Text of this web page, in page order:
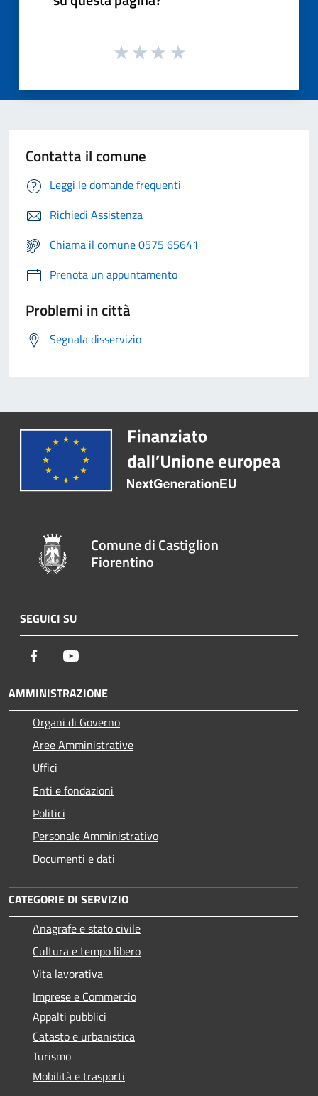
Contatta il comune
Leggi le domande frequenti
Richiedi Assistenza
Chiama il comune 0575 65641
Prenota un appuntamento
Problemi in città
Segnala disservizio
Comune di Castiglion
Fiorentino
SEGUICI SU
Facebook
AMMINISTRAZIONE
Organi di Governo
Aree Amministrative
Uffici
Enti e fondazioni
Politici
Personale Amministrativo
Documenti e dati
CATEGORIE DI SERVIZIO
Anagrafe e stato civile
Cultura e tempo libero
Vita lavorativa
Imprese e Commercio
Appalti pubblici
Catasto e urbanistica
Turismo
Mobilità e trasporti